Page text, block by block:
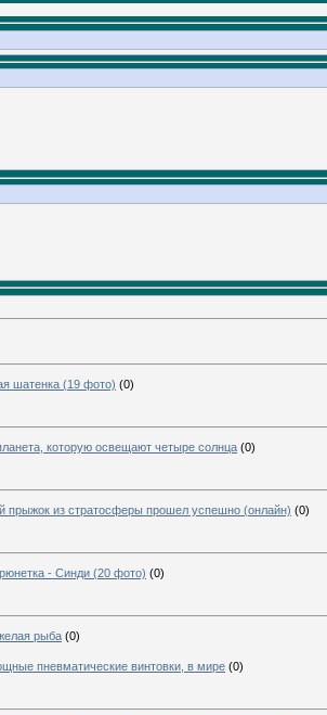
шатенка (19 фото) (0)
которую освещают четыре солнца (0)
прыжок из стратосферы прошел успешно (онлайн) (0)
- Синди (20 фото) (0)
рыба (0)
пневматические винтовки, в мире (0)